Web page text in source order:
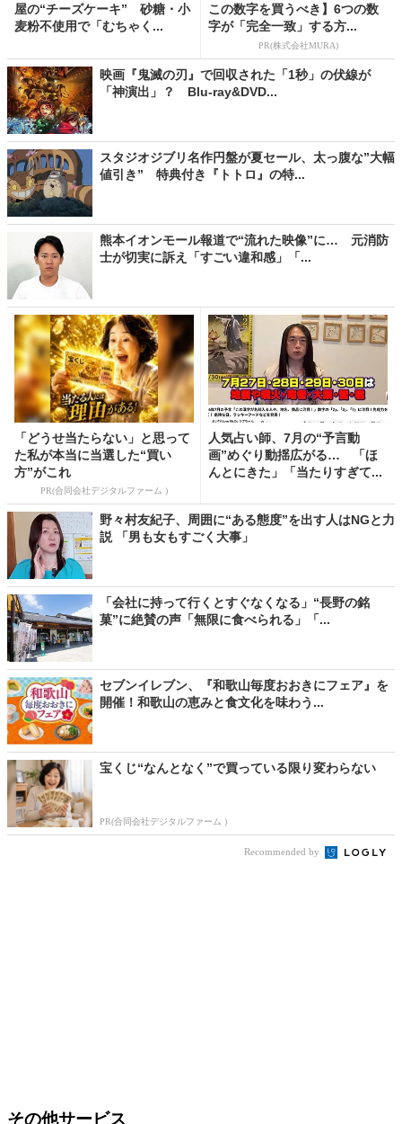
屋の“チーズケーキ” 砂糖・小
麦粉不使用で「むちゃく...
この数字を買うべき】6つの数
字が「完全一致」する方...
PR(株式会社MURA)
映画『鬼滅の刃』で回収された「1秒」の伏線が
「神演出」？ Blu-ray&DVD...
スタジオジブリ名作円盤が夏セール、太っ腹な”大幅
値引き” 特典付き『トトロ』の特...
熊本イオンモール報道で“流れた映像”に… 元消防
士が切実に訴え「すごい違和感」「...
「どうせ当たらない」と思って
た私が本当に当選した“買い
方”がこれ
PR(合同会社デジタルファーム )
人気占い師、7月の“予言動
画”めぐり動揺広がる… 「ほ
んとにきた」「当たりすぎて...
野々村友紀子、周囲に“ある態度”を出す人はNGと力
説 「男も女もすごく大事」
「会社に持って行くとすぐなくなる」“長野の銘
菓”に絶賛の声「無限に食べられる」「...
セブンイレブン、『和歌山毎度おおきにフェア』を
開催！和歌山の恵みと食文化を味わう...
宝くじ“なんとなく”で買っている限り変わらない
PR(合同会社デジタルファーム )
Recommended by
その他サービス